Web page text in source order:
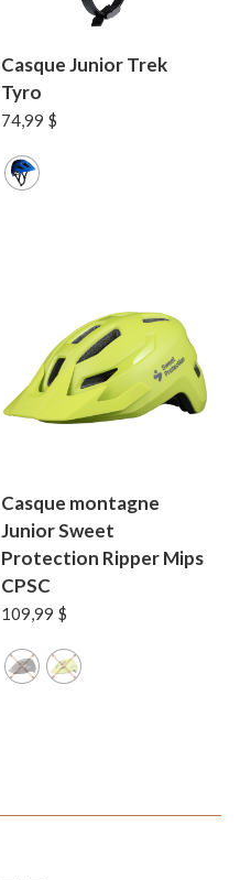
Casque Junior Trek
Tyro
74,99 $
Casque montagne
Junior Sweet
Protection Ripper Mips
CPSC
109,99 $